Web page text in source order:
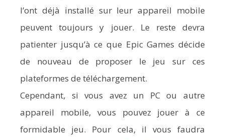
l’ont déjà installé sur leur appareil mobile
peuvent toujours y jouer. Le reste devra
patienter jusqu’à ce que Epic Games décide
de nouveau de proposer le jeu sur ces
plateformes de téléchargement.
Cependant, si vous avez un PC ou autre
appareil mobile, vous pouvez jouer à ce
formidable jeu. Pour cela, il vous faudra